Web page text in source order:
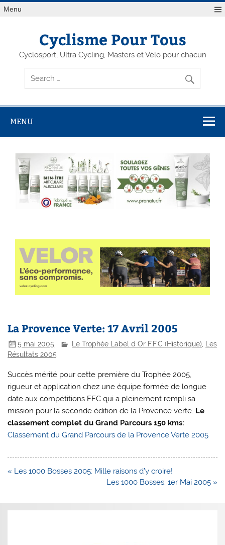
Menu
Cyclisme Pour Tous
Cyclosport, Ultra Cycling, Masters et Vélo pour chacun
MENU
La Provence Verte: 17 Avril 2005
5 mai 2005 Le Trophée Label d Or F.F.C (Historique)
Les
Résultats 2005
Succès mérité pour cette première du Trophée 2005,
rigueur et application chez une équipe formée de longue
date aux compétitions FFC qui a pleinement rempli sa
mission pour la seconde édition de la Provence verte. Le
classement complet du Grand Parcours 150 kms:
Classement du Grand Parcours de la Provence Verte 2005
Navigation
« Les 1000 Bosses 2005: Mille raisons d’y croire!
Les 1000 Bosses: 1er Mai 2005 »